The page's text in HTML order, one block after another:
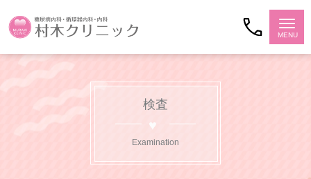
検査
Examination